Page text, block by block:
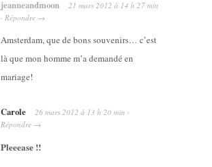
jeanneandmoon 21 mars 2012 à 14 h 27 min
· Répondre →
Amsterdam, que de bons souvenirs… c’est
là que mon homme m’a demandé en
mariage!
Carole 26 mars 2012 à 13 h 20 min ·
Répondre →
Pleeease !!